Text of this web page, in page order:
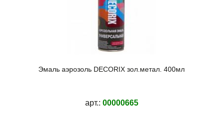
Эмаль аэрозоль DECORIX зол.метал. 400мл
арт.: 00000665